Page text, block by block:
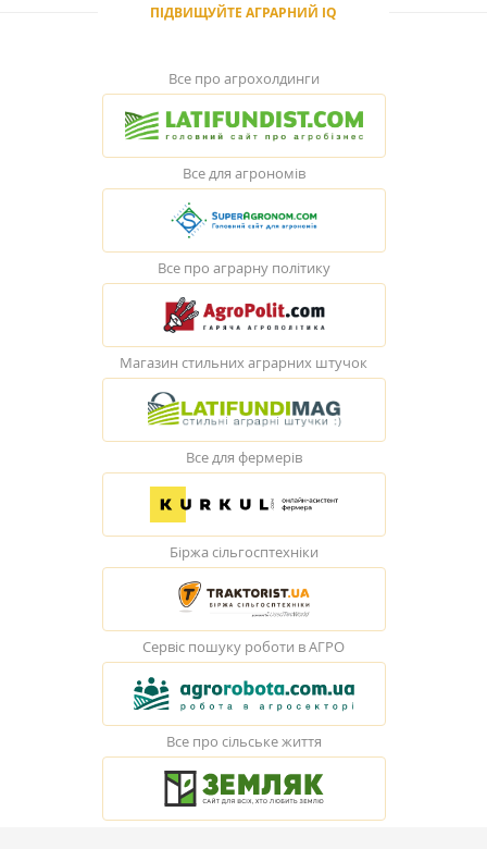
ПІДВИЩУЙТЕ АГРАРНИЙ IQ
Все про агрохолдинги
Все для агрономів
Все про аграрну політику
Магазин стильних аграрних штучок
Все для фермерів
Біржа сільгосптехніки
Сервіс пошуку роботи в АГРО
Все про сільське життя